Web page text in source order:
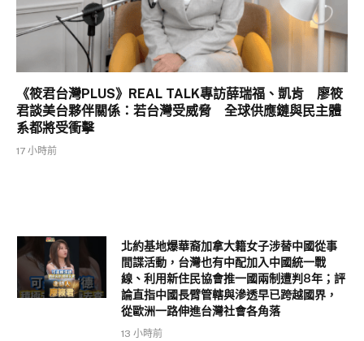
《筱君台灣PLUS》REAL TALK專訪薛瑞福、凱肯 廖筱
君談美台夥伴關係：若台灣受威脅 全球供應鏈與民主體
系都將受衝擊
17 小時前
北約基地爆華裔加拿大籍女子涉替中國從事
間諜活動，台灣也有中配加入中國統一戰
線、利用新住民協會推一國兩制遭判8年；評
論直指中國長臂管轄與滲透早已跨越國界，
從歐洲一路伸進台灣社會各角落
13 小時前